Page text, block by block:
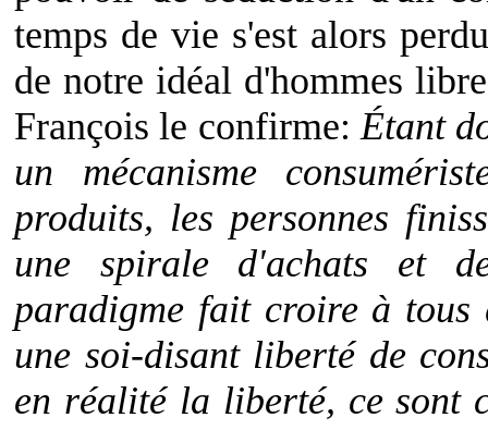
temps de vie s'est alors
de notre idéal d'hommes
François le confirme: Étant
un mécanisme
produits, les personnes
une spirale d'achats et
paradigme fait croire à
une soi-disant liberté de
en réalité la liberté, ce sont